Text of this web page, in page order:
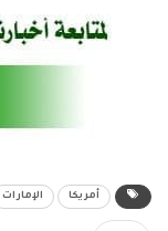
أمريكا الإمارات